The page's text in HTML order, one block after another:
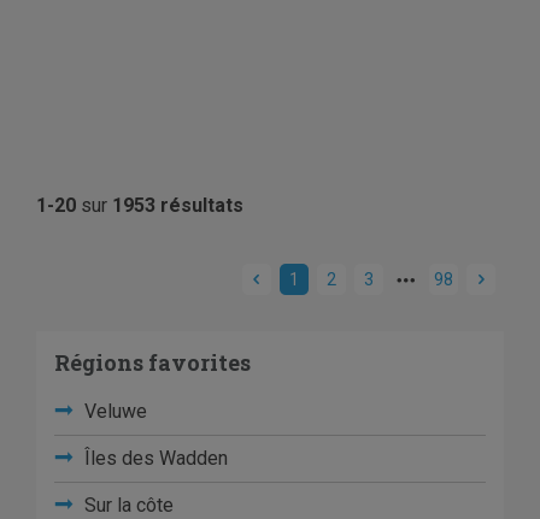
1-20 sur 1953 résultats
1 2 3 98
Régions favorites
Veluwe
Îles des Wadden
Sur la côte